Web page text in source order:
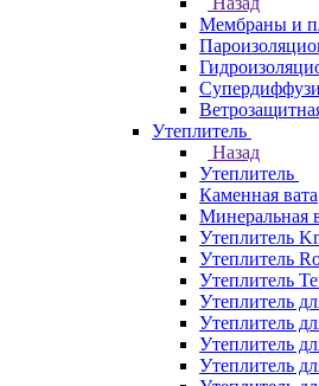
Мембраны и
Утеплитель
Назад
Утеплитель
Каменная вата
Минеральная
Утеплитель
Утеплитель
Утеплитель
Утеплитель
Утеплитель
Утеплитель
Утеплитель